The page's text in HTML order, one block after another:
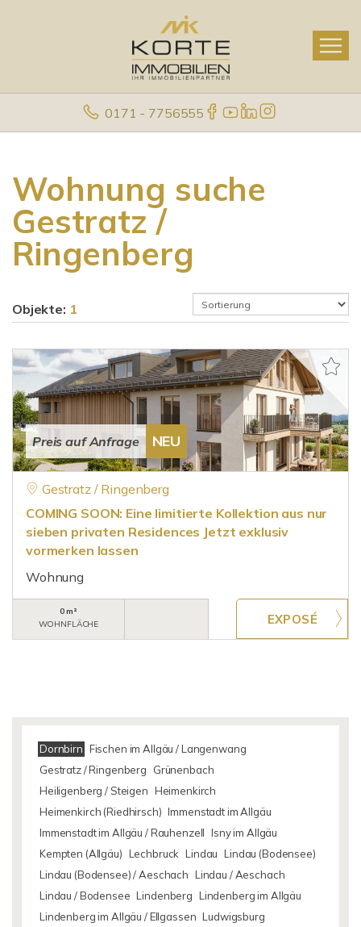
0171 - 7756555
Wohnung suche
Gestratz /
Ringenberg
Objekte: 1
Preis auf Anfrage NEU
Gestratz / Ringenberg
COMING SOON: Eine limitierte Kollektion aus nur
sieben privaten Residences Jetzt exklusiv
vormerken lassen
Wohnung
0 m²
WOHNFLÄCHE
Dornbirn Fischen im Allgäu / Langenwang
Gestratz / Ringenberg
Grünenbach
Heiligenberg / Steigen Heimenkirch
Heimenkirch (Riedhirsch) Immenstadt im Allgäu
Immenstadt im Allgäu / Rauhenzell Isny im Allgäu
Kempten (Allgäu) Lechbruck Lindau Lindau (Bodensee)
Lindau (Bodensee) / Aeschach Lindau / Aeschach
Lindau / Bodensee Lindenberg Lindenberg im Allgäu
Lindenberg im Allgäu / Ellgassen Ludwigsburg